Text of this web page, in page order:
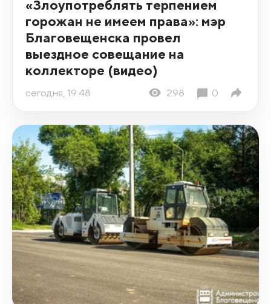
«Злоупотреблять терпением
горожан не имеем права»: мэр
Благовещенска провел
выездное совещание на
коллекторе (видео)
сегодня, 19:48 298 0